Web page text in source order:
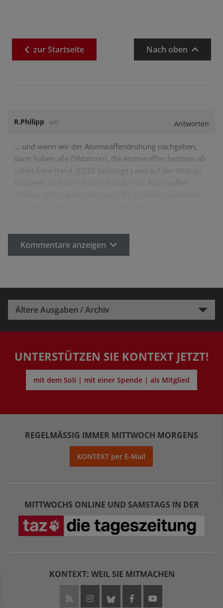
zurStartseite Nach oben
R.Philipp am Antworten
... und wenn wir der Atomwaffendrohung nachgeben,
dann haben alle Diktaturen, die Atomwaffen besitzen ab
sofort freie Hand, JEDES beliebige Land auf der Welt zu
Kommentare anzeigen
Ältere Ausgaben / Archiv
UNTERSTÜTZEN SIE KONTEXT JETZT!
mit dem Soli | mit einer Spende | als Mitglied
REGELMÄSSIG IMMER MITTWOCH MORGENS
KONTEXT per E-Mail
MITTWOCHS ONLINE UND SAMSTAGS IN DER
KONTEXT: WEIL SIE MITMACHEN